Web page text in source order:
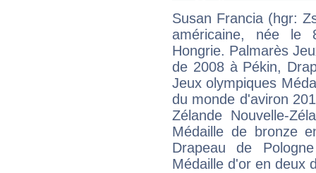
Susan Francia (hgr:
américaine, née le
Hongrie. Palmarès
de 2008 à Pékin,
Jeux olympiques
du monde d'aviron
Zélande Nouvelle-
Médaille de bronze
Drapeau de
Médaille d'or en deux